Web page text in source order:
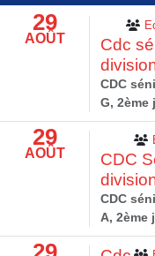
29
AOÛT
Cdc
CDC
G, 2ème
29
AOÛT
CDC
CDC
A, 2ème